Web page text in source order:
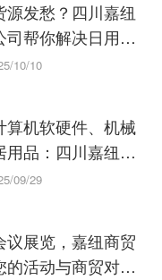
源发愁？四川嘉纽
司帮你解决日用
销售难题！
10/10
算机软硬件、机械
用品：四川嘉纽如
您的批发需求？
09/29
议展览，嘉纽商贸
的活动与商贸对